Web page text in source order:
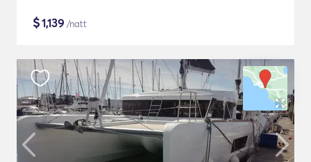
$1,139 /natt